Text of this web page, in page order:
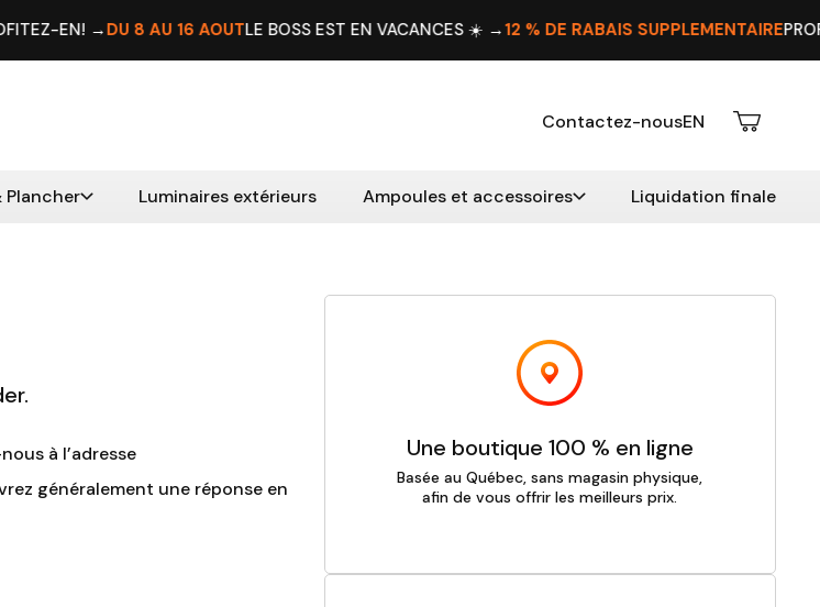
EN! →DU 8 AU 16 AOÛT LE BOSS EST EN VACANCES ☀️ →12 % DE RABAIS SUPPLÉMENTAIRE
Contactez-nousEN
Plancher Luminaires extérieurs Ampoules et accessoires Liquidation finale
à l’adresse
généralement une réponse en
Une boutique 100 % en ligne
Basée au Québec, sans magasin physique,
afin de vous offrir les meilleurs prix.